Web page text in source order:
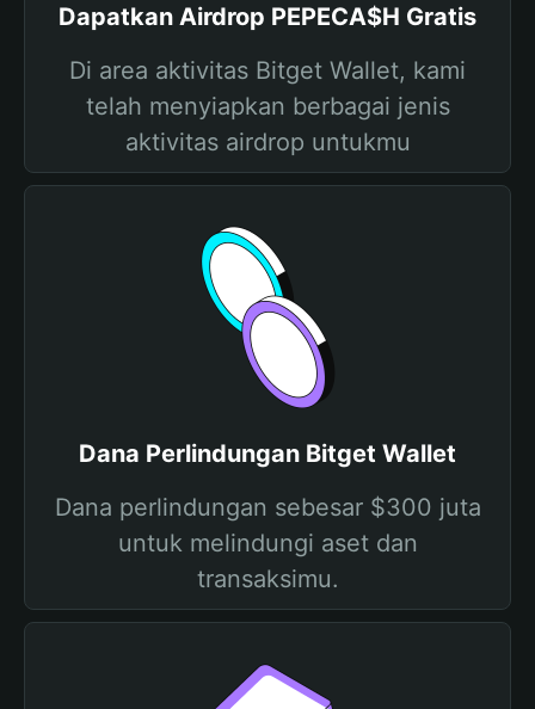
Dapatkan Airdrop PEPECA$H Gratis
Di area aktivitas Bitget Wallet, kami
telah menyiapkan berbagai jenis
aktivitas airdrop untukmu
Dana Perlindungan Bitget Wallet
Dana perlindungan sebesar $300 juta
untuk melindungi aset dan
transaksimu.